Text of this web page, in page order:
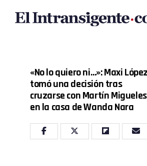
«No lo quiero ni…»: Maxi López
tomó una decisión tras
cruzarse con Martín Migueles
en la casa de Wanda Nara